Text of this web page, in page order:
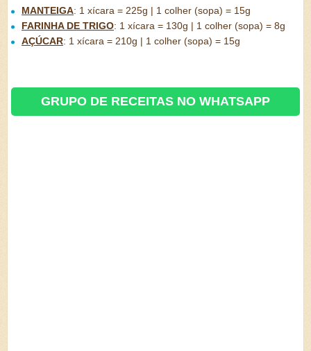
MANTEIGA: 1 xícara = 225g | 1 colher (sopa) = 15g
FARINHA DE TRIGO: 1 xícara = 130g | 1 colher (sopa) = 8g
AÇÚCAR: 1 xícara = 210g | 1 colher (sopa) = 15g
GRUPO DE RECEITAS NO WHATSAPP